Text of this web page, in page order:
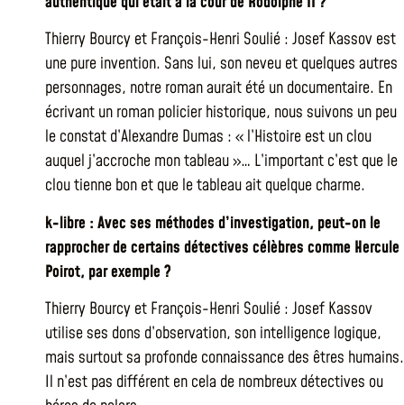
Thierry Bourcy et François-Henri Soulié : Josef Kassov est
une pure invention. Sans lui, son neveu et quelques autres
personnages, notre roman aurait été un documentaire. En
écrivant un roman policier historique, nous suivons un peu
le constat d’Alexandre Dumas : « l’Histoire est un clou
auquel j’accroche mon tableau »… L’important c’est que le
clou tienne bon et que le tableau ait quelque charme.
k-libre : Avec ses méthodes d’investigation, peut-on le
rapprocher de certains détectives célèbres comme Hercule
Poirot, par exemple ?
Thierry Bourcy et François-Henri Soulié : Josef Kassov
utilise ses dons d’observation, son intelligence logique,
mais surtout sa profonde connaissance des êtres humains.
Il n’est pas différent en cela de nombreux détectives ou